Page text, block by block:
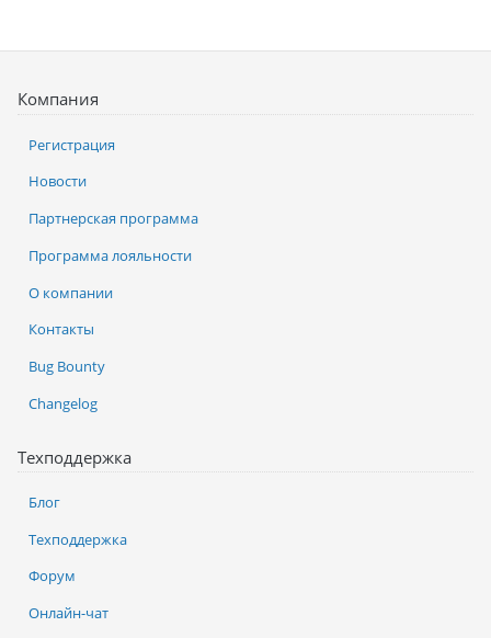
Компания
Регистрация
Новости
Партнерская программа
Программа лояльности
О компании
Контакты
Bug Bounty
Changelog
Техподдержка
Блог
Техподдержка
Форум
Онлайн-чат